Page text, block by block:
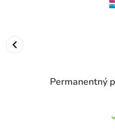
Permanentný